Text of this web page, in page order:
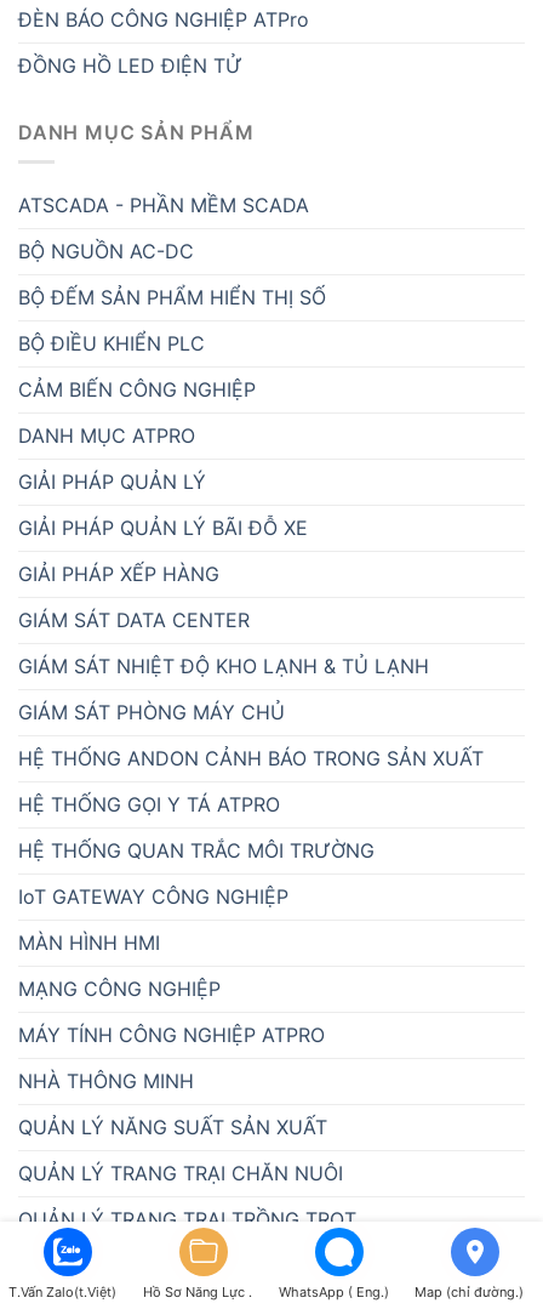
ĐÈN BÁO CÔNG NGHIỆP ATPro
ĐỒNG HỒ LED ĐIỆN TỬ
DANH MỤC SẢN PHẨM
ATSCADA - PHẦN MỀM SCADA
BỘ NGUỒN AC-DC
BỘ ĐẾM SẢN PHẨM HIỂN THỊ SỐ
BỘ ĐIỀU KHIỂN PLC
CẢM BIẾN CÔNG NGHIỆP
DANH MỤC ATPRO
GIẢI PHÁP QUẢN LÝ
GIẢI PHÁP QUẢN LÝ BÃI ĐỖ XE
GIẢI PHÁP XẾP HÀNG
GIÁM SÁT DATA CENTER
GIÁM SÁT NHIỆT ĐỘ KHO LẠNH & TỦ LẠNH
GIÁM SÁT PHÒNG MÁY CHỦ
HỆ THỐNG ANDON CẢNH BÁO TRONG SẢN XUẤT
HỆ THỐNG GỌI Y TÁ ATPRO
HỆ THỐNG QUAN TRẮC MÔI TRƯỜNG
IoT GATEWAY CÔNG NGHIỆP
MÀN HÌNH HMI
MẠNG CÔNG NGHIỆP
MÁY TÍNH CÔNG NGHIỆP ATPRO
NHÀ THÔNG MINH
QUẢN LÝ NĂNG SUẤT SẢN XUẤT
QUẢN LÝ TRANG TRẠI CHĂN NUÔI
QUẢN LÝ TRANG TRẠI TRỒNG TRỌT
QUẢN LÝ ĐIỆN NĂNG
T.Vấn Zalo(t.Việt) Hồ Sơ Năng Lực . WhatsApp ( Eng.) Map (chỉ đường.)